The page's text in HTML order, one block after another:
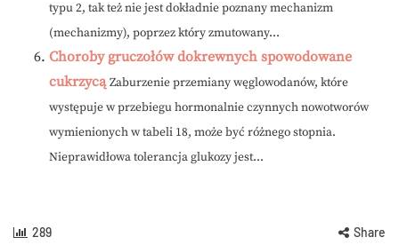
typu 2, tak też nie jest dokładnie poznany mechanizm
(mechanizmy), poprzez który zmutowany...
Choroby gruczołów dokrewnych spowodowane
cukrzycą Zaburzenie przemiany węglowodanów, które
występuje w przebiegu hormonalnie czynnych nowotworów
wymienionych w tabeli 18, może być różnego stopnia.
Nieprawidłowa tolerancja glukozy jest...
289 Share